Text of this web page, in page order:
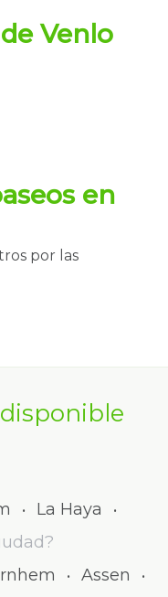
Venlo
en
por las
• La Haya •
• Assen •